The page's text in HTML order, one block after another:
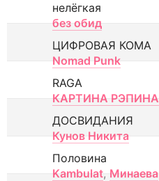
нелёгкая
без обид
ЦИФРОВАЯ КОМА
Nomad Punk
RAGA
КАРТИНА РЭПИНА
ДОСВИДАНИЯ
Кунов Никита
Половина
Kambulat, Минаева